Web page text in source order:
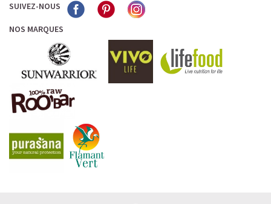
SUIVEZ-NOUS
NOS MARQUES